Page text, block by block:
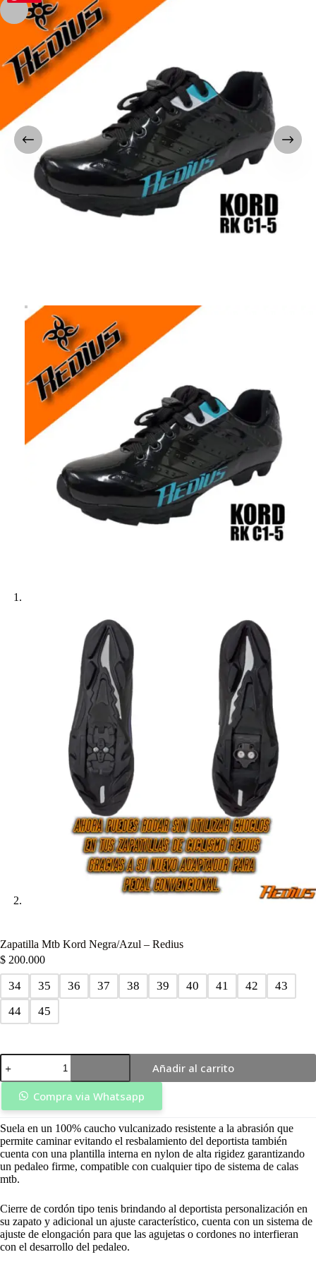
Zapatilla Mtb Kord Negra/Azul – Redius
$ 200.000
34 35 36 37 38 39 40 41 42
43
44
45
Zapatilla
Mtb
Kord
Negra/Azul
-
cantidad
Añadir al carrito
Compra via Whatsapp
Suela en un 100% caucho vulcanizado resistente a la abrasión que
permite caminar evitando el resbalamiento del deportista también
cuenta con una plantilla interna en nylon de alta rigidez garantizando
un pedaleo firme, compatible con cualquier tipo de sistema de calas
mtb.
Cierre de cordón tipo tenis brindando al deportista personalización en
su zapato y adicional un ajuste característico, cuenta con un sistema de
ajuste de elongación para que las agujetas o cordones no interfieran
con el desarrollo del pedaleo.